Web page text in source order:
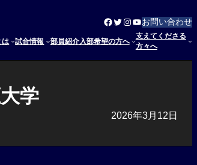
Facebook
Twitter
Instagram
YouTube
お問い合わせ
は 試合情報 部員紹介入部希望の方へ
支えてくださる
方々へ
学
2026年3月12日